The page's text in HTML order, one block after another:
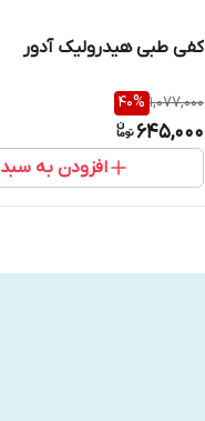
کفی طبی هیدرولیک آدور
1,077,000
40%
645,000
افزودن به سبد